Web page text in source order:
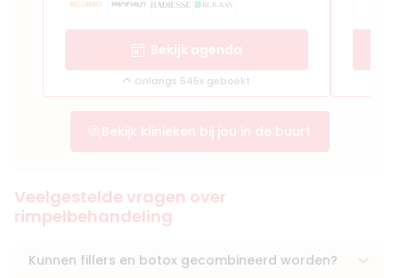
Bekijk agenda
Onlangs 545x geboekt
Bekijk klinieken bij jou in de buurt
Veelgestelde vragen over
rimpelbehandeling
Kunnen fillers en botox gecombineerd worden?